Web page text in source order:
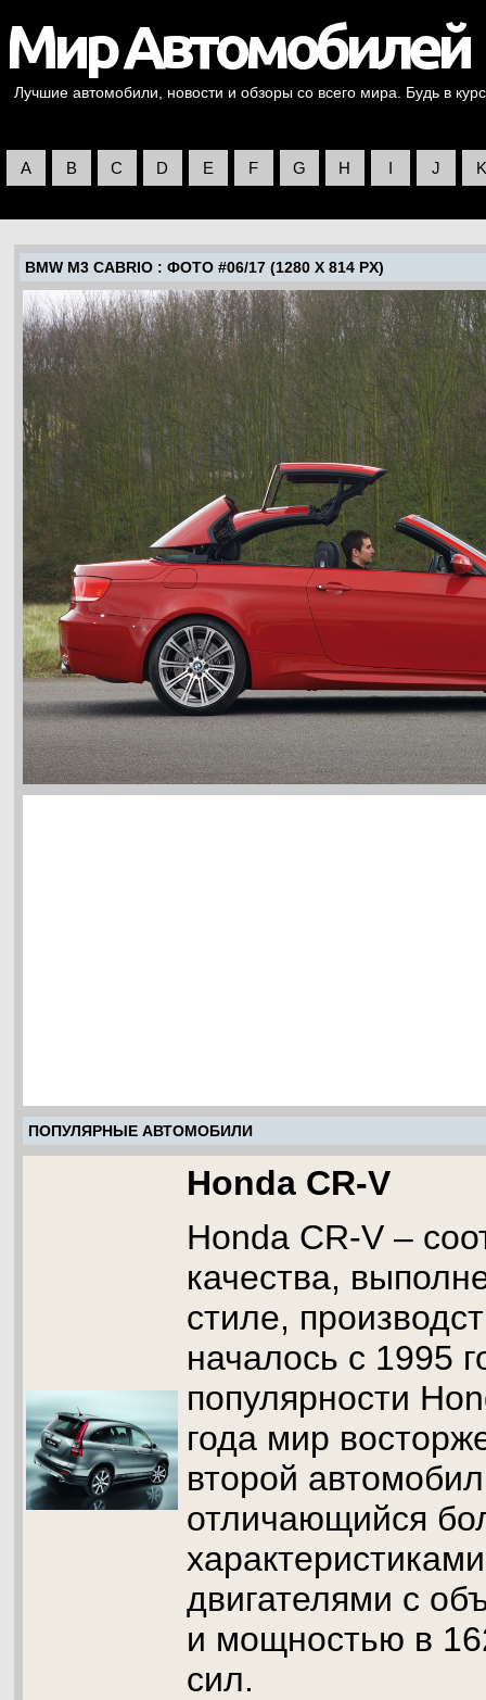
Лучшие автомобили, новости и обзоры со всего мира. Будь в
A B C D E F G H I J K
BMW M3 CABRIO : ФОТО #06/17 (1280 X 814 PX)
ПОПУЛЯРНЫЕ АВТОМОБИЛИ
Honda CR-V
Honda CR-V –
качества,
стиле,
началось с 1995
популярности
года мир
второй
отличающийся
двигателями с
и мощностью в
сил.